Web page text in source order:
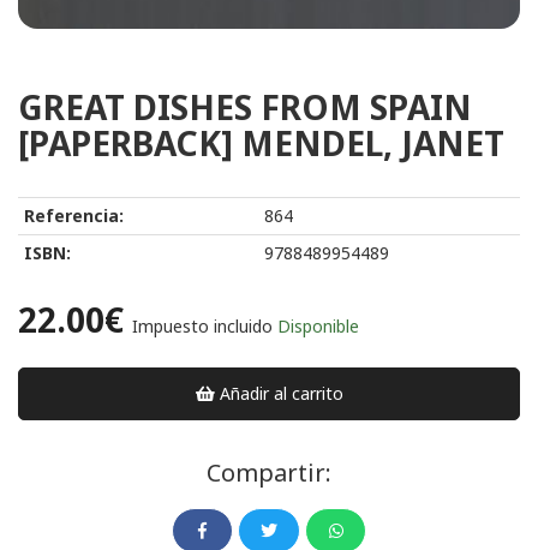
GREAT DISHES FROM SPAIN
[PAPERBACK] MENDEL, JANET
Referencia:
864
ISBN:
9788489954489
22.00€ Impuesto incluido Disponible
Añadir al carrito
Compartir: